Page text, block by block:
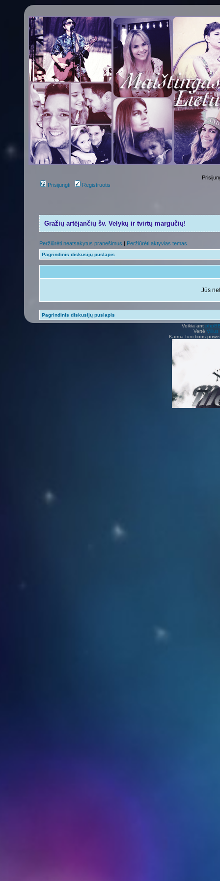
Prisijungti Registruotis
Gražių artėjančių šv. Velykų ir tvirtų margučių!
Peržiūrėti neatsakytus pranešimus | Peržiūrėti aktyvias temas
Pagrindinis diskusijų puslapis
Jūs
Pagrindinis diskusijų puslapis
Veikia ant
Vertė Vilius
Karma functions